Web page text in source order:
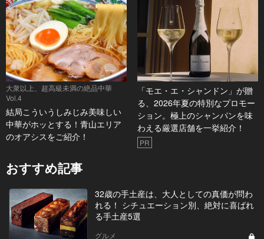
大衆以上、超高級未満の絶品中華
Vol.4
結局こういうしみじみ美味しい
中華がホッとする！青山エリア
のオアシスをご紹介！
「モエ・エ・シャンドン」が贈
る、2026年夏の特別なプロモー
ション。極上のシャンパンを味
わえる厳選店舗を一挙紹介！
PR
おすすめ記事
32歳の手土産は、大人としての真価が問わ
れる！ シチュエーション別、絶対に喜ばれ
る手土産5選
グルメ